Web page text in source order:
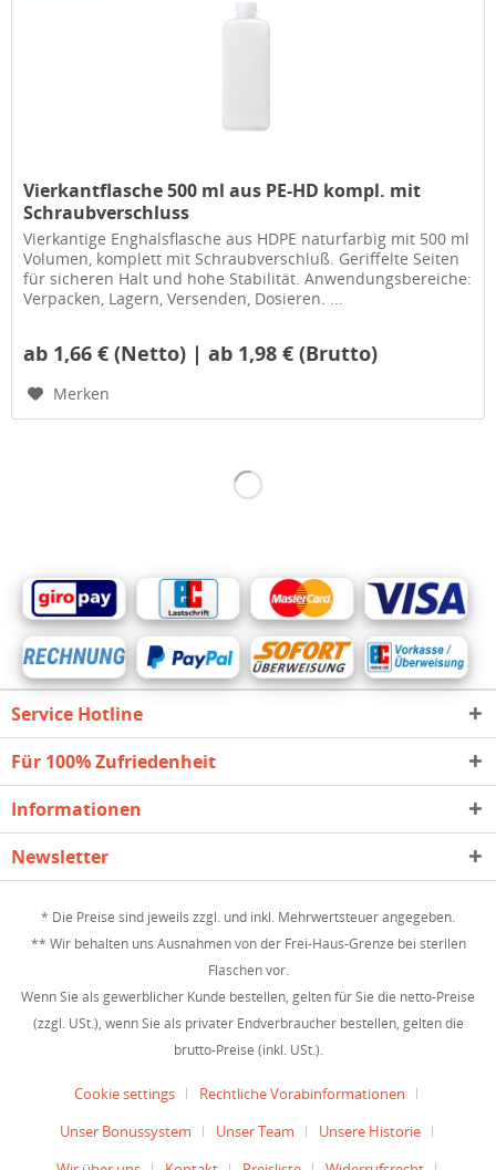
Vierkantflasche 500 ml aus PE-HD kompl. mit
Schraubverschluss
Vierkantige Enghalsflasche aus HDPE naturfarbig mit 500 ml
Volumen, komplett mit Schraubverschluß. Geriffelte Seiten
für sicheren Halt und hohe Stabilität. Anwendungsbereiche:
Verpacken, Lagern, Versenden, Dosieren. ...
ab 1,66 € (Netto) | ab 1,98 € (Brutto)
Merken
Service Hotline
Für 100% Zufriedenheit
Informationen
Newsletter
* Die Preise sind jeweils zzgl. und inkl. Mehrwertsteuer angegeben.
** Wir behalten uns Ausnahmen von der Frei-Haus-Grenze bei sterilen
Flaschen vor.
Wenn Sie als gewerblicher Kunde bestellen, gelten für Sie die netto-Preise
(zzgl. USt.), wenn Sie als privater Endverbraucher bestellen, gelten die
brutto-Preise (inkl. USt.).
Cookie settings
Rechtliche Vorabinformationen
Unser Bonussystem
Unser Team
Unsere Historie